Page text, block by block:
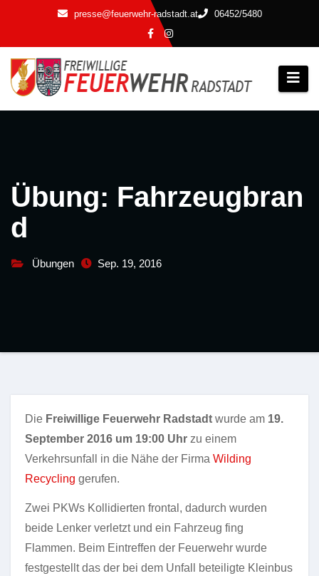
springen
presse@feuerwehr-radstadt.at 06452/5480
Übung: Fahrzeugbran
d
Übungen Sep. 19, 2016
Die Freiwillige Feuerwehr Radstadt wurde am 19.
September 2016 um 19:00 Uhr zu einem
Verkehrsunfall in die Nähe der Firma Wilding
Recycling gerufen.
Zwei PKWs Kollidierten frontal, dadurch wurden
beide Lenker verletzt und ein Fahrzeug fing
Flammen. Beim Eintreffen der Feuerwehr wurde
festgestellt das der bei dem Unfall beteiligte Kleinbus